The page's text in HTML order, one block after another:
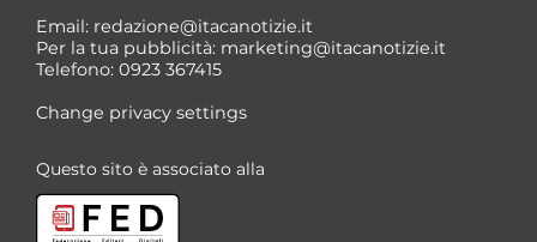
Email: redazione@itacanotizie.it
Per la tua pubblicità: marketing@itacanotizie.it
Telefono: 0923 367415
Change privacy settings
Questo sito è associato alla